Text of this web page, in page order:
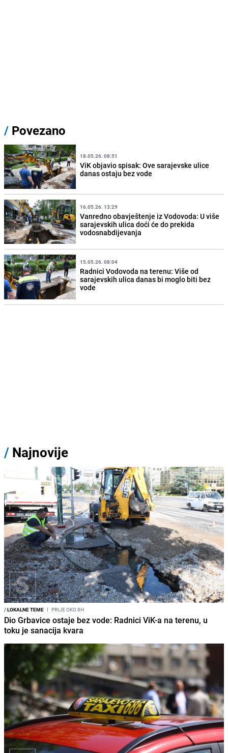
/ Povezano
18.05.26. 08:51
ViK objavio spisak: Ove sarajevske ulice
danas ostaju bez vode
16.05.26. 13:29
Vanredno obavještenje iz Vodovoda: U više
sarajevskih ulica doći će do prekida
vodosnabdijevanja
15.05.26. 08:04
Radnici Vodovoda na terenu: Više od
sarajevskih ulica danas bi moglo biti bez
vode
/ Najnovije
/LOKALNE TEME I PRIJE OKO 8H
Dio Grbavice ostaje bez vode: Radnici ViK-a na terenu, u
toku je sanacija kvara